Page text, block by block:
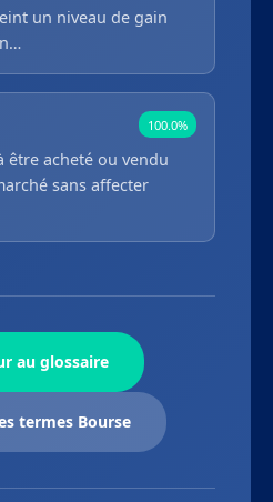
un niveau de gain
100.0%
être acheté ou vendu
sans affecter
au glossaire
termes Bourse